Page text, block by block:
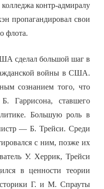
контр-адмиралу
пропагандировал свои
флота.
сделал большой шаг в
войны в США.
сознанием того, что
Гаррисона, ставшего
Большую роль в
— Б. Трейси. Среди
с ним, позже их
У. Херрик, Трейси
в ценности теории
Г. и М. Спрауты